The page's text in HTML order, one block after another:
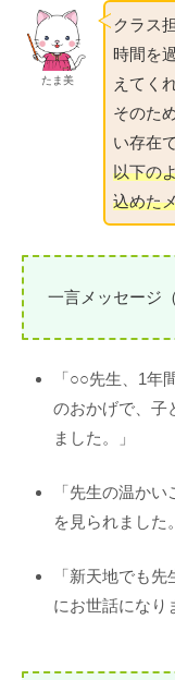
たま美
クラス
時間を
えてく
そのた
い存在
以下の
込めた
一言メッセージ
「○○先生、1年
のおかげで、子
ました。」
「先生の温か
を見られました
「新天地でも
にお世話になり